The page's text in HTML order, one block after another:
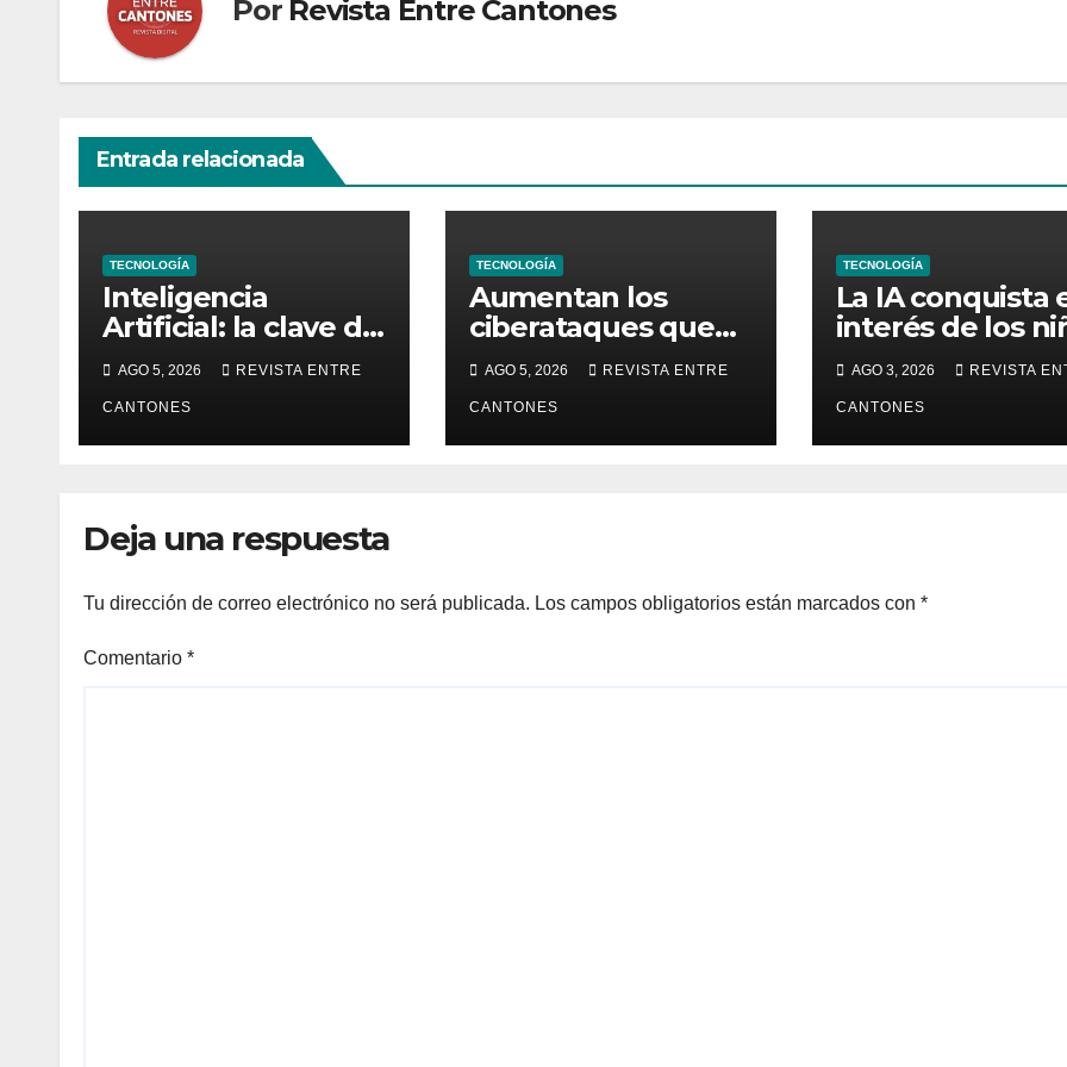
Por Revista Entre Cantones
Entrada relacionada
TECNOLOGÍA
Inteligencia
Artificial: la clave de
la eficiencia en los
Centros de
Operaciones de
Seguridad
AGO 5, 2026 REVISTA ENTRE
CANTONES
TECNOLOGÍA
Aumentan los
ciberataques que
imitan aerolíneas,
hoteles y
plataformas de
viaje
AGO 5, 2026 REVISTA ENTRE
CANTONES
TECNOLOGÍA
La IA conquista
interés de los
y plantea
retos para su
seguridad digital
AGO 3, 2026 REVISTA
CANTONES
Deja una respuesta
Tu dirección de correo electrónico no será publicada. Los campos obligatorios están marcados con *
Comentario *